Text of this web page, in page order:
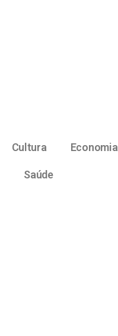
Cultura Economia
Saúde